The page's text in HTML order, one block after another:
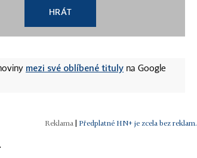
HRÁT
mezi své oblíbené tituly na Google
| Předplatné HN+ je zcela bez reklam.